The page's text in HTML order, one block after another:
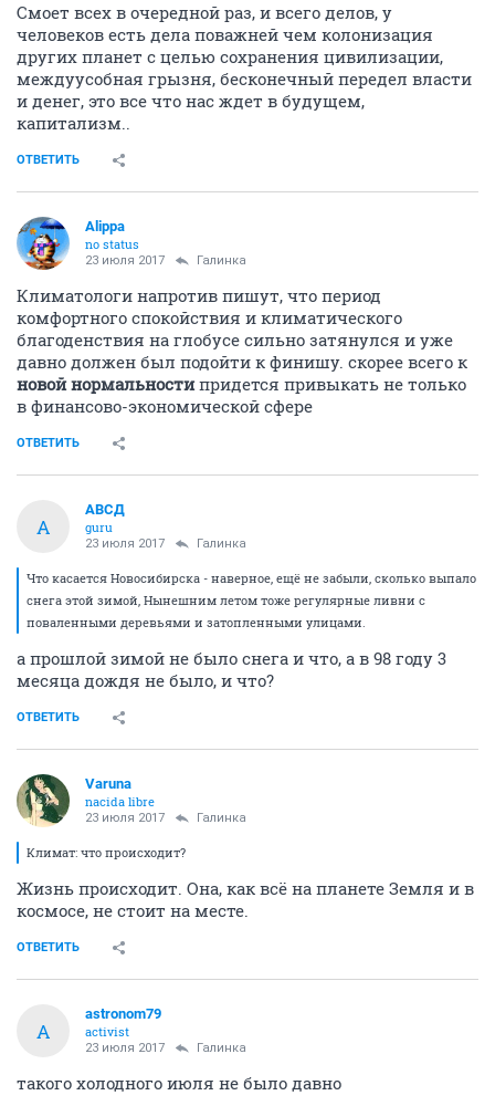
Смоет всех в очередной раз, и всего делов, у
человеков есть дела поважней чем колонизация
других планет с целью сохранения цивилизации,
междуусобная грызня, бесконечный передел власти
и денег, это все что нас ждет в будущем,
капитализм..
ОТВЕТИТЬ
Alippa
no status
23 июля 2017 Галинка
Климатологи напротив пишут, что период
комфортного спокойствия и климатического
благоденствия на глобусе сильно затянулся и уже
давно должен был подойти к финишу. скорее всего к
новой нормальностипридется привыкать не только
в финансово-экономической сфере
ОТВЕТИТЬ
А
АВСД
guru
23 июля 2017 Галинка
Что касается Новосибирска - наверное, ещё не забыли, сколько выпало
снега этой зимой, Нынешним летом тоже регулярные ливни с
поваленными деревьями и затопленными улицами.
а прошлой зимой не было снега и что, а в 98 году 3
месяца дождя не было, и что?
ОТВЕТИТЬ
Varuna
nacida libre
23 июля 2017 Галинка
Климат: что происходит?
Жизнь происходит. Она, как всё на планете Земля и в
космосе, не стоит на месте.
ОТВЕТИТЬ
A
astronom79
activist
23 июля 2017 Галинка
такого холодного июля не было давно